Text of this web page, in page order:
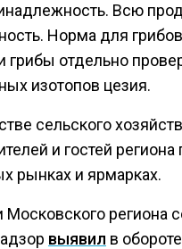
Всю
Норма для
грибы отдельно
изотопов цезия.
сельского
и гостей
рынках и ярмарках.
Московского региона
выявил в